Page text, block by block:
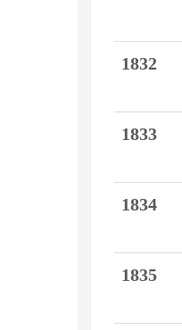
1832
1833
1834
1835